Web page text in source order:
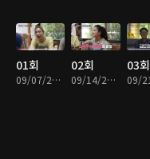
01회
09/07/2021 • 1시간 34분
02회
09/14/2021 • 1시간 29분
03회